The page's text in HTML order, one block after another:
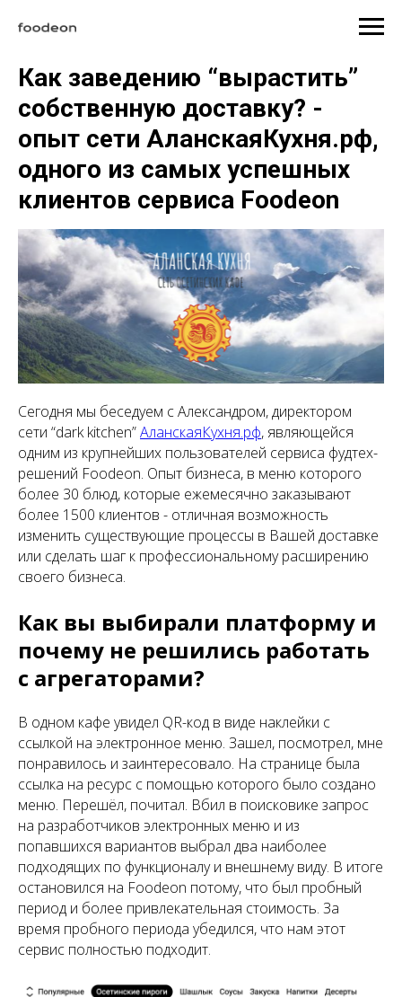
Как заведению “вырастить”
собственную доставку? -
опыт сети АланскаяКухня.рф,
одного из самых успешных
клиентов сервиса Foodeon
Сегодня мы беседуем с Александром, директором
сети “dark kitchen”АланскаяКухня.рф, являющейся
одним из крупнейших пользователей сервиса фудтех-
решений Foodeon. Опыт бизнеса, в меню которого
более 30 блюд, которые ежемесячно заказывают
более 1500 клиентов - отличная возможность
изменить существующие процессы в Вашей доставке
или сделать шаг к профессиональному расширению
своего бизнеса.
Как вы выбирали платформу и
почему не решились работать
с агрегаторами?
В одном кафе увидел QR-код в виде наклейки с
ссылкой на электронное меню. Зашел, посмотрел, мне
понравилось и заинтересовало. На странице была
ссылка на ресурс с помощью которого было создано
меню. Перешёл, почитал. Вбил в поисковике запрос
на разработчиков электронных меню и из
попавшихся вариантов выбрал два наиболее
подходящих по функционалу и внешнему виду. В итоге
остановился на Foodеоn потому, что был пробный
период и более привлекательная стоимость. За
время пробного периода убедился, что нам этот
сервис полностью подходит.